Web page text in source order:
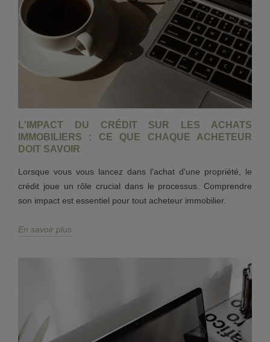
L'IMPACT DU CRÉDIT SUR LES ACHATS
IMMOBILIERS : CE QUE CHAQUE ACHETEUR
DOIT SAVOIR
Lorsque vous vous lancez dans l'achat d'une propriété, le
crédit joue un rôle crucial dans le processus. Comprendre
son impact est essentiel pour tout acheteur immobilier.
En savoir plus